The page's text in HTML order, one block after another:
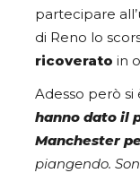
partecipare
di Reno lo
ricoverato in
Adesso però si
hanno dato il
Manchester
piangendo.